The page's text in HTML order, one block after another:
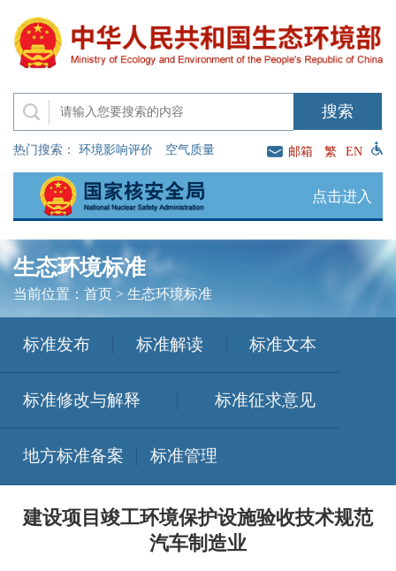
热门搜索： 环境影响评价 空气质量 邮箱 繁 EN
点击进入
生态环境标准
当前位置： 首页> 生态环境标准
标准发布 标准解读 标准文本
标准修改与解释 标准征求意见
地方标准备案 标准管理
建设项目竣工环境保护设施验收技术规范
汽车制造业